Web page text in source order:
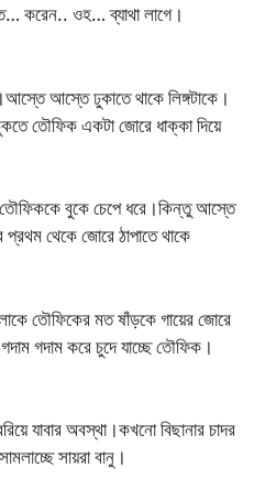
ওহ… ব্যাথা লাগে।
আস্তে ঢুকাতে থাকে লিঙ্গটাকে।
তৌফিক একটা জোরে ধাক্কা দিয়ে
তৌফিককে বুকে চেপে ধরে।কিন্তু আস্তে
প্রথম থেকে জোরে ঠাপাতে থাকে
তৌফিকের মত ষাঁড়কে গায়ের জোরে
গদাম করে চুদে যাচ্ছে তৌফিক।
যাবার অবস্থা।কখনো বিছানার চাদর
সায়রা বানু।